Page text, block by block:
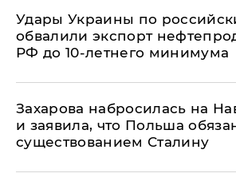
Удары Украины по
обвалили экспорт
РФ до 10-летнего минимума
​Захарова набросилась на
и заявила, что Польша
существованием Сталину